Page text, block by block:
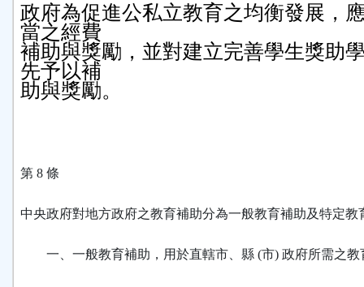
政府為促進公私立教育之均衡發展，
當之經費
補助與獎勵，並對建立完善學生獎助
先予以補
助與獎勵。
第 8 條
中央政府對地方政府之教育補助分為一般教育補助及特定教
一、一般教育補助，用於直轄市、縣 (市) 政府所需之教